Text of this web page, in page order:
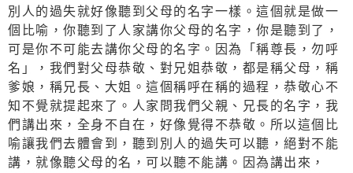
別人的過失就好像聽到父母的名字一樣。這個就是做一
個比喻，你聽到了人家講你父母的名字，你是聽到了，
可是你不可能去講你父母的名字。因為「稱尊長，勿呼
名」，我們對父母恭敬、對兄姐恭敬，都是稱父母，稱
爹娘，稱兄長、大姐。這個稱呼在稱的過程，恭敬心不
知不覺就提起來了。人家問我們父親、兄長的名字，我
們講出來，全身不自在，好像覺得不恭敬。所以這個比
喻讓我們去體會到，聽到別人的過失可以聽，絕對不能
講，就像聽父母的名，可以聽不能講。因為講出來，